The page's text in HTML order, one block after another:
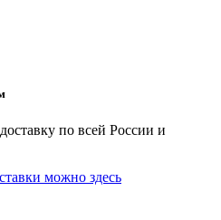
по всей России и
можно здесь